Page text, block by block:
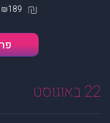
₪189 - ₪330
22 באוגוסט